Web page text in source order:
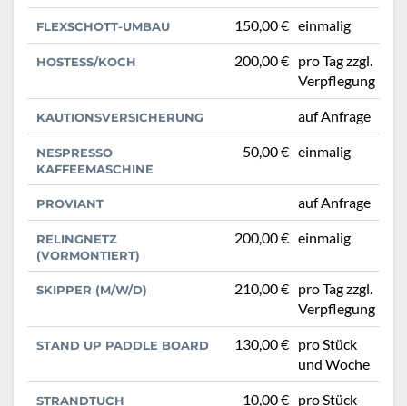
FLEXSCHOTT-UMBAU 150,00 € einmalig
HOSTESS/KOCH 200,00 € pro Tag zzgl.
Verpflegung
KAUTIONSVERSICHERUNG auf Anfrage
NESPRESSO
KAFFEEMASCHINE
50,00 € einmalig
PROVIANT auf Anfrage
RELINGNETZ
(VORMONTIERT)
200,00 € einmalig
SKIPPER (M/W/D) 210,00 € pro Tag zzgl.
Verpflegung
STAND UP PADDLE BOARD 130,00 € pro Stück
und Woche
STRANDTUCH 10,00 € pro Stück